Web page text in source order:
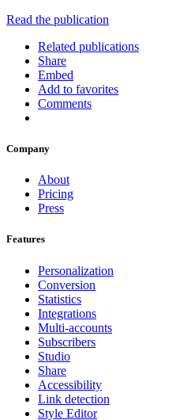
Read the publication
Related publications
Share
Embed
Add to favorites
Comments
Company
About
Pricing
Press
Features
Personalization
Conversion
Statistics
Integrations
Multi-accounts
Subscribers
Studio
Share
Accessibility
Link detection
Style Editor